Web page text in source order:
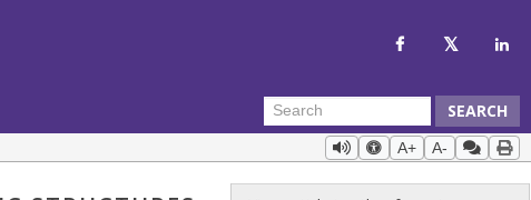
SEARCH
A+ A-